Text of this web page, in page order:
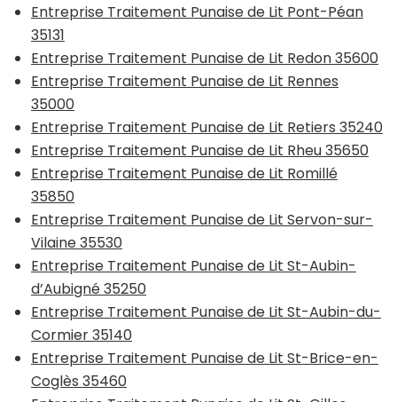
Entreprise Traitement Punaise de Lit Pont-Péan
35131
Entreprise Traitement Punaise de Lit Redon 35600
Entreprise Traitement Punaise de Lit Rennes
35000
Entreprise Traitement Punaise de Lit Retiers 35240
Entreprise Traitement Punaise de Lit Rheu 35650
Entreprise Traitement Punaise de Lit Romillé
35850
Entreprise Traitement Punaise de Lit Servon-sur-
Vilaine 35530
Entreprise Traitement Punaise de Lit St-Aubin-
d’Aubigné 35250
Entreprise Traitement Punaise de Lit St-Aubin-du-
Cormier 35140
Entreprise Traitement Punaise de Lit St-Brice-en-
Coglès 35460